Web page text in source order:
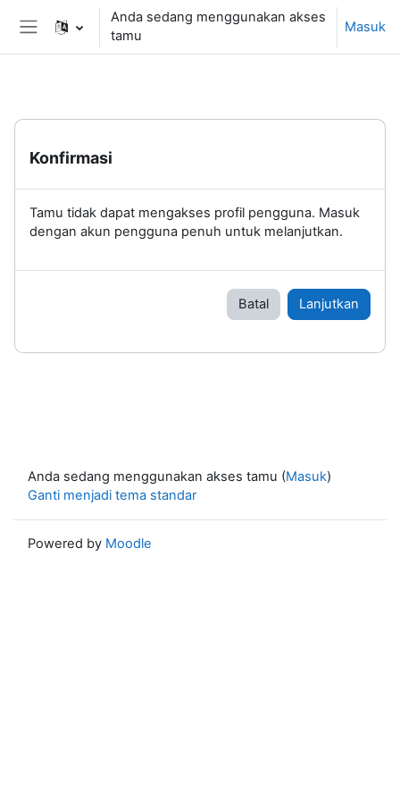
Lewati ke konten utama
Panel samping
Anda sedang menggunakan akses
tamu
Masuk
Konfirmasi
Tamu tidak dapat mengakses profil pengguna. Masuk
dengan akun pengguna penuh untuk melanjutkan.
Batal Lanjutkan
Anda sedang menggunakan akses tamu (Masuk)
Ganti menjadi tema standar
Powered by Moodle